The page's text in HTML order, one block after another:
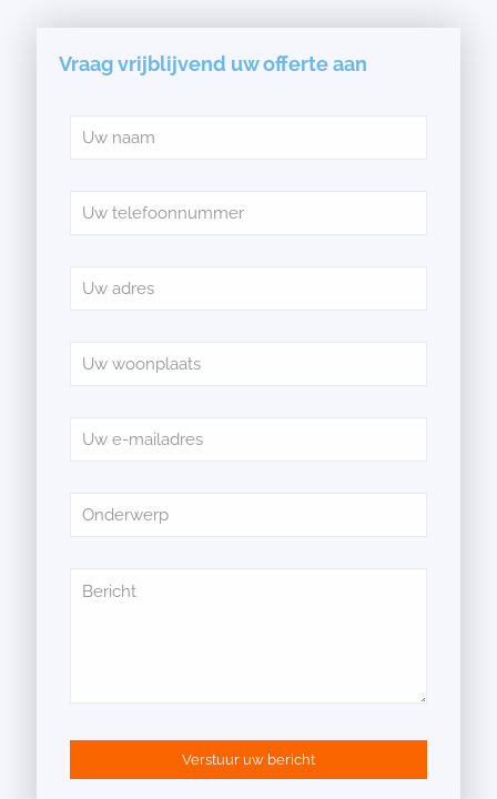
Vraag vrijblijvend uw offerte aan